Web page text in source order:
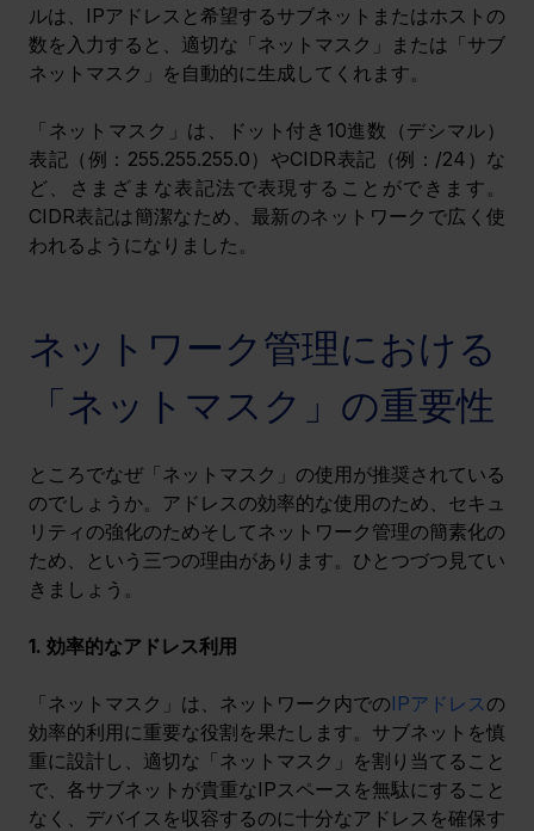
ルは、IPアドレスと希望するサブネットまたはホストの
数を入力すると、適切な「ネットマスク」または「サブ
ネットマスク」を自動的に生成してくれます。
「ネットマスク」は、ドット付き10進数（デシマル）
表記（例：255.255.255.0）やCIDR表記（例：/24）な
ど、さまざまな表記法で表現することができます。
CIDR表記は簡潔なため、最新のネットワークで広く使
われるようになりました。
ネットワーク管理における
「ネットマスク」の重要性
ところでなぜ「ネットマスク」の使用が推奨されている
のでしょうか。アドレスの効率的な使用のため、セキュ
リティの強化のためそしてネットワーク管理の簡素化の
ため、という三つの理由があります。ひとつづつ見てい
きましょう。
1. 効率的なアドレス利用
「ネットマスク」は、ネットワーク内でのIPアドレス の
効率的利用に重要な役割を果たします。サブネットを慎
重に設計し、適切な「ネットマスク」を割り当てること
で、各サブネットが貴重なIPスペースを無駄にすること
なく、デバイスを収容するのに十分なアドレスを確保す